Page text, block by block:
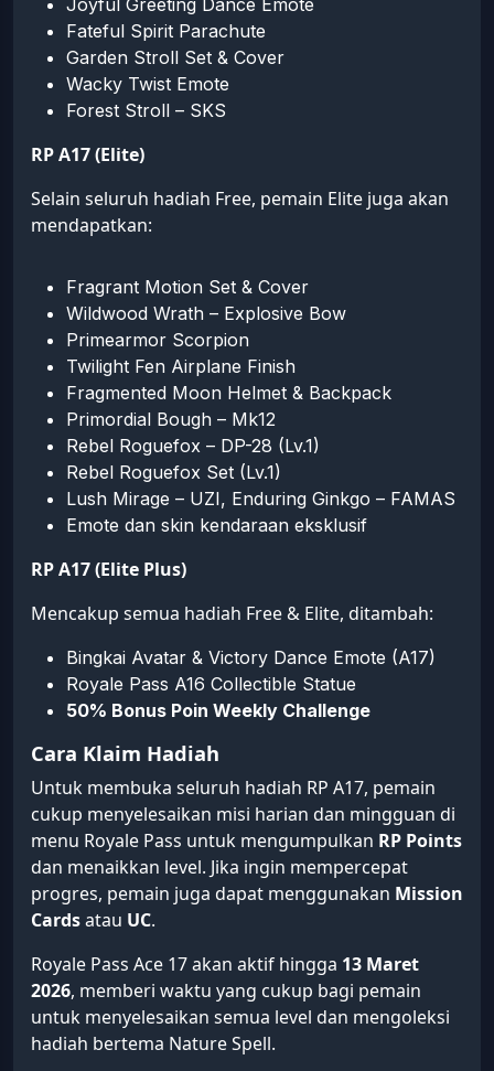
Fateful Spirit Parachute
Garden Stroll Set & Cover
Wacky Twist Emote
Forest Stroll – SKS
RP A17 (Elite)
Selain seluruh hadiah Free, pemain Elite juga akan
mendapatkan:
Fragrant Motion Set & Cover
Wildwood Wrath – Explosive Bow
Primearmor Scorpion
Twilight Fen Airplane Finish
Fragmented Moon Helmet & Backpack
Primordial Bough – Mk12
Rebel Roguefox – DP-28 (Lv.1)
Rebel Roguefox Set (Lv.1)
Lush Mirage – UZI, Enduring Ginkgo – FAMAS
Emote dan skin kendaraan eksklusif
RP A17 (Elite Plus)
Mencakup semua hadiah Free & Elite, ditambah:
Bingkai Avatar & Victory Dance Emote (A17)
Royale Pass A16 Collectible Statue
50% Bonus Poin Weekly Challenge
Cara Klaim Hadiah
Untuk membuka seluruh hadiah RP A17, pemain
cukup menyelesaikan misi harian dan mingguan di
menu Royale Pass untuk mengumpulkan RP Points
dan menaikkan level. Jika ingin mempercepat
progres, pemain juga dapat menggunakan Mission
Cardsatau UC.
Royale Pass Ace 17 akan aktif hingga 13 Maret
2026, memberi waktu yang cukup bagi pemain
untuk menyelesaikan semua level dan mengoleksi
hadiah bertema Nature Spell.